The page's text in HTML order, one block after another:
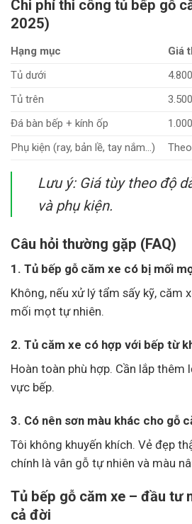
Chi phí thi công tủ bếp gỗ
2025)
Hạng mục
Giá
Tủ dưới
Tủ trên
Đá bàn bếp + kính ốp
Phụ kiện (ray, bản lề, tay nắm…)
Lưu ý: Giá tùy theo độ
và phụ kiện.
Câu hỏi thường gặp (FAQ)
1. Tủ bếp gỗ căm xe có bị mối
Không, nếu xử lý tẩm sấy kỹ, căm
mối mọt tự nhiên.
2. Tủ căm xe có hợp với bếp từ
Hoàn toàn phù hợp. Cần lắp thêm
vực bếp.
3. Có nên sơn màu khác cho gỗ
Tôi không khuyến khích. Vẻ đẹp
chính là vân gỗ tự nhiên và màu
Tủ bếp gỗ căm xe – đầu tư
cả đời